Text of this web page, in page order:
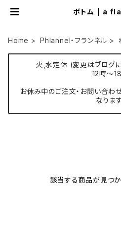
ボトム | a
Home Phlannel・フランネル
火,水定休 (変更はブログに
12時〜
お休み中のご注文・お問い合
なります
該当する商品が見つか